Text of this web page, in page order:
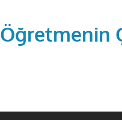
Öğretmenin